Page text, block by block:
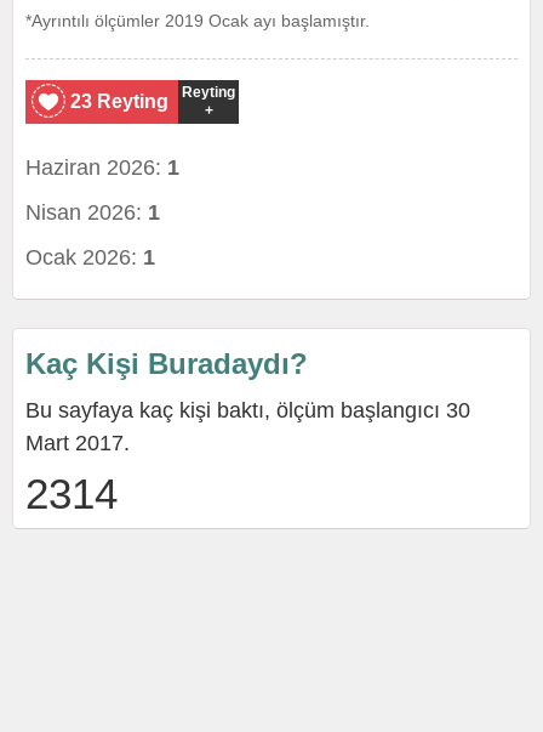
*Ayrıntılı ölçümler 2019 Ocak ayı başlamıştır.
23 Reyting
Reyting
+
Haziran 2026: 1
Nisan 2026: 1
Ocak 2026: 1
Kaç Kişi Buradaydı?
Bu sayfaya kaç kişi baktı, ölçüm başlangıcı 30
Mart 2017.
2314